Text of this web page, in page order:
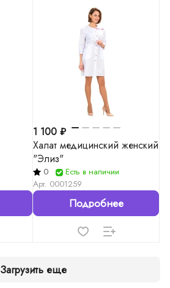
1 100 ₽
Халат медицинский женский
"Элиз"
0
Есть в наличии
Арт. 0001259
Подробнее
Загрузить еще